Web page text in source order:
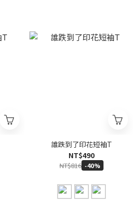
誰跌到了印花短袖T
NT$490
NT$816 -40%